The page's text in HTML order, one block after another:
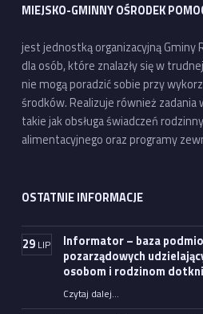
MIEJSKO-GMINNY OŚRODEK
jest jednostką organizacyjną Gminy
dla osób, które znalazły się w
nie mogą poradzić sobie przy
środków. Realizuje również zadania
takie jak obsługa świadczeń
alimentacyjnego oraz programy
OSTATNIE INFORMACJE
29 LIP
Informator – baza
pozarządowych
osobom i rodzinom
Czytaj dalej“Informator – baza podmiotów oraz organizacji pozarządowych udzielających m. in. pomocy osobom i rodzinom dotkniętym przemocą domową”
…